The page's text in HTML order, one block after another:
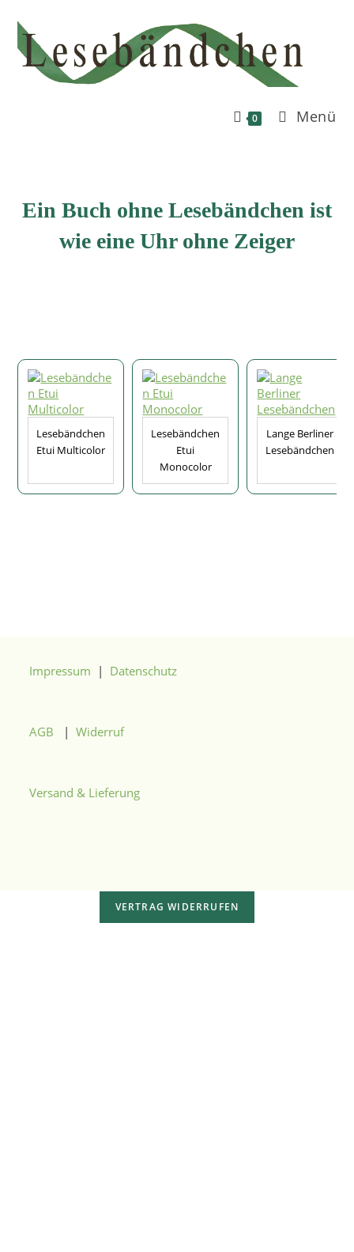
Inhalt
springen
0 Menü
Ein Buch ohne Lesebändchen ist
wie eine Uhr ohne Zeiger
Lesebändchen
Etui Multicolor
Lesebändchen
Etui
Monocolor
Lange Berliner
Lesebändchen
Impressum | Datenschutz
AGB |Widerruf
Versand & Lieferung
VERTRAG WIDERRUFEN